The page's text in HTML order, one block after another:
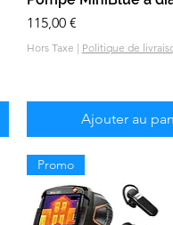
Prix
115,00 €
Hors Taxe | Politique de
Ajouter au
Promo